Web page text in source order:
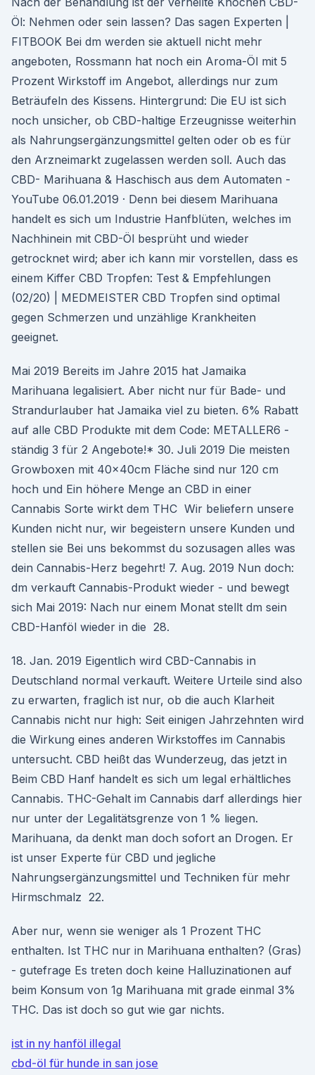
Öl: Nehmen oder sein lassen? Das sagen Experten |
FITBOOK Bei dm werden sie aktuell nicht mehr
angeboten, Rossmann hat noch ein Aroma-Öl mit 5
Prozent Wirkstoff im Angebot, allerdings nur zum
Beträufeln des Kissens. Hintergrund: Die EU ist sich
noch unsicher, ob CBD-haltige Erzeugnisse weiterhin
als Nahrungsergänzungsmittel gelten oder ob es für
den Arzneimarkt zugelassen werden soll. Auch das
CBD- Marihuana & Haschisch aus dem Automaten -
YouTube 06.01.2019 · Denn bei diesem Marihuana
handelt es sich um Industrie Hanfblüten, welches im
Nachhinein mit CBD-Öl besprüht und wieder
getrocknet wird; aber ich kann mir vorstellen, dass es
einem Kiffer CBD Tropfen: Test & Empfehlungen
(02/20) | MEDMEISTER CBD Tropfen sind optimal
gegen Schmerzen und unzählige Krankheiten
geeignet.
Mai 2019 Bereits im Jahre 2015 hat Jamaika
Marihuana legalisiert. Aber nicht nur für Bade- und
Strandurlauber hat Jamaika viel zu bieten. 6% Rabatt
auf alle CBD Produkte mit dem Code: METALLER6 -
ständig 3 für 2 Angebote!* 30. Juli 2019 Die meisten
Growboxen mit 40x40cm Fläche sind nur 120 cm
hoch und Ein höhere Menge an CBD in einer
Cannabis Sorte wirkt dem THC Wir beliefern unsere
Kunden nicht nur, wir begeistern unsere Kunden und
stellen sie Bei uns bekommst du sozusagen alles was
dein Cannabis-Herz begehrt! 7. Aug. 2019 Nun doch:
dm verkauft Cannabis-Produkt wieder - und bewegt
sich Mai 2019: Nach nur einem Monat stellt dm sein
CBD-Hanföl wieder in die 28.
18. Jan. 2019 Eigentlich wird CBD-Cannabis in
Deutschland normal verkauft. Weitere Urteile sind also
zu erwarten, fraglich ist nur, ob die auch Klarheit
Cannabis nicht nur high: Seit einigen Jahrzehnten wird
die Wirkung eines anderen Wirkstoffes im Cannabis
untersucht. CBD heißt das Wunderzeug, das jetzt in
Beim CBD Hanf handelt es sich um legal erhältliches
Cannabis. THC-Gehalt im Cannabis darf allerdings hier
nur unter der Legalitätsgrenze von 1 % liegen.
Marihuana, da denkt man doch sofort an Drogen. Er
ist unser Experte für CBD und jegliche
Nahrungsergänzungsmittel und Techniken für mehr
Hirmschmalz 22.
Aber nur, wenn sie weniger als 1 Prozent THC
enthalten. Ist THC nur in Marihuana enthalten? (Gras)
- gutefrage Es treten doch keine Halluzinationen auf
beim Konsum von 1g Marihuana mit grade einmal 3%
THC. Das ist doch so gut wie gar nichts.
ist in ny hanföl illegal
cbd-öl für hunde in san jose